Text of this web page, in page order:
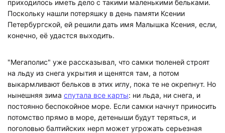
приходилось иметь дело с такими маленькими бельками.
Поскольку нашли потеряшку в день памяти Ксении
Петербургской, ей решили дать имя Малышка Ксения, если,
конечно, её удастся выходить.
"Мегаполис" уже рассказывал, что самки тюленей строят
на льду из снега укрытия и щенятся там, а потом
выкармливают бельков в этих иглу, пока те не окрепнут. Но
нынешняя зима спутала все карты: ни льда, ни снега, и
постоянно беспокойное море. Если самки начнут приносить
потомство прямо в море, детеныши будут теряться, и
поголовью балтийских нерп может угрожать серьезная